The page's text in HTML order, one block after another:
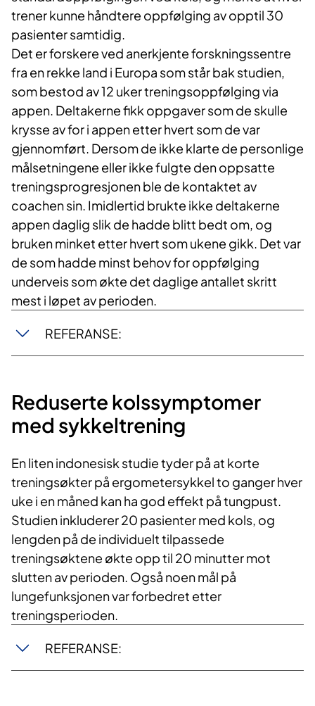
trener kunne håndtere oppfølging av opptil 30
pasienter samtidig.
Det er forskere ved anerkjente forskningssentre
fra en rekke land i Europa som står bak studien,
som bestod av 12 uker treningsoppfølging via
appen. Deltakerne fikk oppgaver som de skulle
krysse av for i appen etter hvert som de var
gjennomført. Dersom de ikke klarte de personlige
målsetningene eller ikke fulgte den oppsatte
treningsprogresjonen ble de kontaktet av
coachen sin. Imidlertid brukte ikke deltakerne
appen daglig slik de hadde blitt bedt om, og
bruken minket etter hvert som ukene gikk. Det var
de som hadde minst behov for oppfølging
underveis som økte det daglige antallet skritt
mest i løpet av perioden.
REFERANSE:
Reduserte kolssymptomer
med sykkeltrening
En liten indonesisk studie tyder på at korte
treningsøkter på ergometersykkel to ganger hver
uke i en måned kan ha god effekt på tungpust.
Studien inkluderer 20 pasienter med kols, og
lengden på de individuelt tilpassede
treningsøktene økte opp til 20 minutter mot
slutten av perioden. Også noen mål på
lungefunksjonen var forbedret etter
treningsperioden.
REFERANSE: